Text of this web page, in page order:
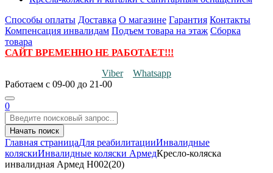
Способы оплаты Доставка О магазине Гарантия Контакты
Компенсация инвалидам Подъем товара на этаж Сборка
товара
САЙТ ВРЕМЕННО НЕ РАБОТАЕТ!!!
Viber
Whatsapp
Работаем с 09-00 до 21-00
0
Начать поиск
Главная страницаДля реабилитацииИнвалидные
коляскиИнвалидные коляски АрмедКресло-коляска
инвалидная Армед H002(20)